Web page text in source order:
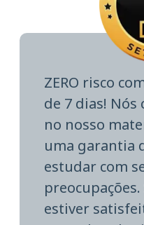
ZERO risco
de 7 dias!
no nosso
uma garantia
estudar com
preocupações.
estiver